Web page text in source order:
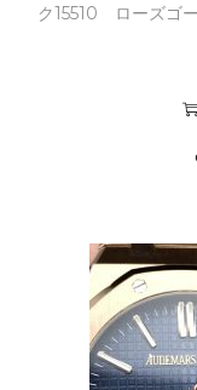
ク15510 ローズ